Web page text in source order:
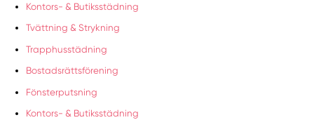
Kontors- & Butiksstädning
Tvättning & Strykning
Trapphusstädning
Bostadsrättsförening
Fönsterputsning
Kontors- & Butiksstädning